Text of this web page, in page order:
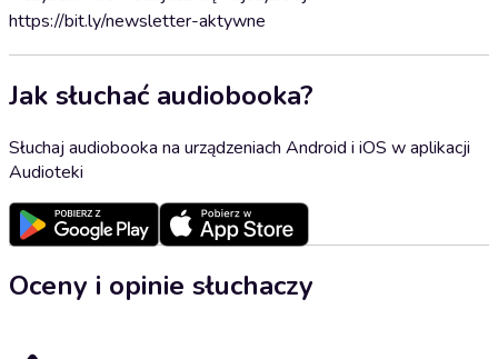
https://bit.ly/newsletter-aktywne
Jak słuchać audiobooka?
Słuchaj audiobooka na urządzeniach Android i iOS w aplikacji
Audioteki
Oceny i opinie słuchaczy